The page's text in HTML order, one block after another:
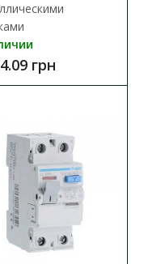
1-0-2 перек 6мод
компонентом в
д..
грн